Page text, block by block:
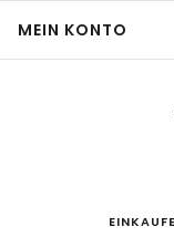
MEIN KONTO